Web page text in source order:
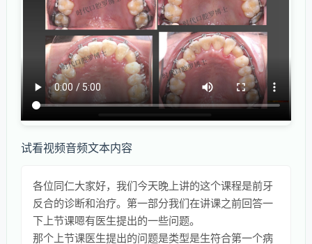
试看视频音频文本内容
各位同仁大家好，我们今天晚上讲的这个课程是前牙
反合的诊断和治疗。第一部分我们在讲课之前回答一
下上节课嗯有医生提出的一些问题。
那个上节课医生提出的问题是类型是生符合第一个病